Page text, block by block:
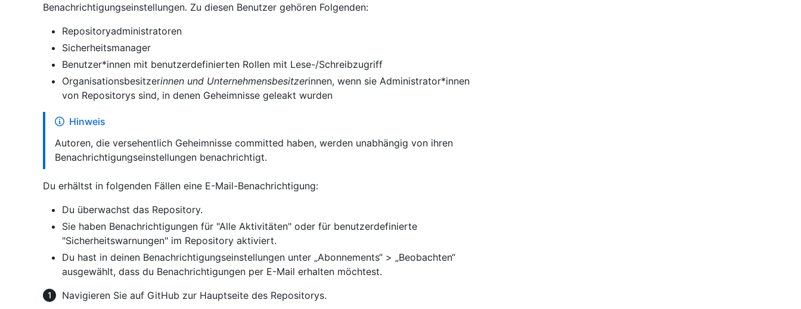
Benachrichtigungseinstellungen. Zu diesen Benutzer gehören Folgenden:
Repositoryadministratoren
Sicherheitsmanager
Benutzer*innen mit benutzerdefinierten Rollen mit Lese-/Schreibzugriff
Organisationsbesitzerinnen und Unternehmensbesitzerinnen, wenn sie Administrator*innen
von Repositorys sind, in denen Geheimnisse geleakt wurden
Hinweis
Autoren, die versehentlich Geheimnisse committed haben, werden unabhängig von ihren
Benachrichtigungseinstellungen benachrichtigt.
Du erhältst in folgenden Fällen eine E-Mail-Benachrichtigung:
Du überwachst das Repository.
Sie haben Benachrichtigungen für "Alle Aktivitäten" oder für benutzerdefinierte
"Sicherheitswarnungen" im Repository aktiviert.
Du hast in deinen Benachrichtigungseinstellungen unter „Abonnements“ > „Beobachten“
ausgewählt, dass du Benachrichtigungen per E-Mail erhalten möchtest.
Navigieren Sie auf GitHub zur Hauptseite des Repositorys.